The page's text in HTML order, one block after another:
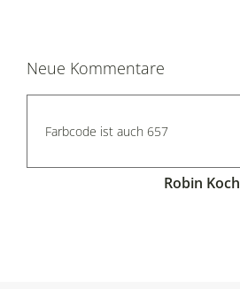
Neue Kommentare
Farbcode ist auch 657
Robin Koch